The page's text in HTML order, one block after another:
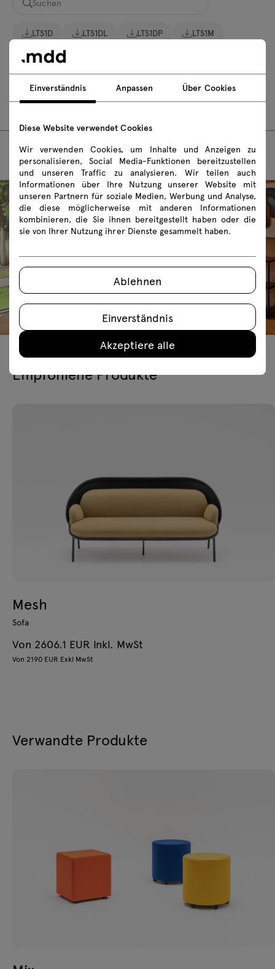
LTS1D LTS1DL LTS1DP
LTS1M
LTS1ML
LTS1SP
LTS2D LTS2DL
LTS2DP
LTS2M
LTS2ML LTS2MP
Empfohlene Produkte
Mesh
Sofa
Von 2606.1 EUR Inkl. MwSt
Von 2190 EUR Exkl MwSt
Verwandte Produkte
Einverständnis Anpassen Über Cookies
Diese Website verwendet Cookies
Wir verwenden Cookies, um Inhalte und Anzeigen zu
personalisieren, Social Media-Funktionen bereitzustellen
und unseren Traffic zu analysieren. Wir teilen auch
Informationen über Ihre Nutzung unserer Website mit
unseren Partnern für soziale Medien, Werbung und Analyse,
die diese möglicherweise mit anderen Informationen
kombinieren, die Sie ihnen bereitgestellt haben oder die
sie von Ihrer Nutzung ihrer Dienste gesammelt haben.
Ablehnen
Einverständnis
Akzeptiere alle